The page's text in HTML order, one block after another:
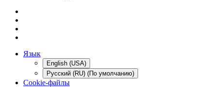
Язык
English (USA)
Русский (RU) (По умолчанию)
Cookie-файлы